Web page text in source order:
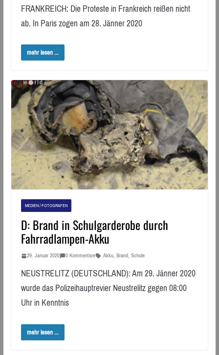
FRANKREICH: Die Proteste in Frankreich reißen nicht
ab. In Paris zogen am 28. Jänner 2020
mehr lesen ...
MEDIEN / FOTOGRAFEN
D: Brand in Schulgarderobe durch
Fahrradlampen-Akku
29. Januar 2020 0 Kommentare Akku, Brand, Schule
NEUSTRELITZ (DEUTSCHLAND): Am 29. Jänner 2020
wurde das Polizeihauptrevier Neustrelitz gegen 08:00
Uhr in Kenntnis
mehr lesen ...